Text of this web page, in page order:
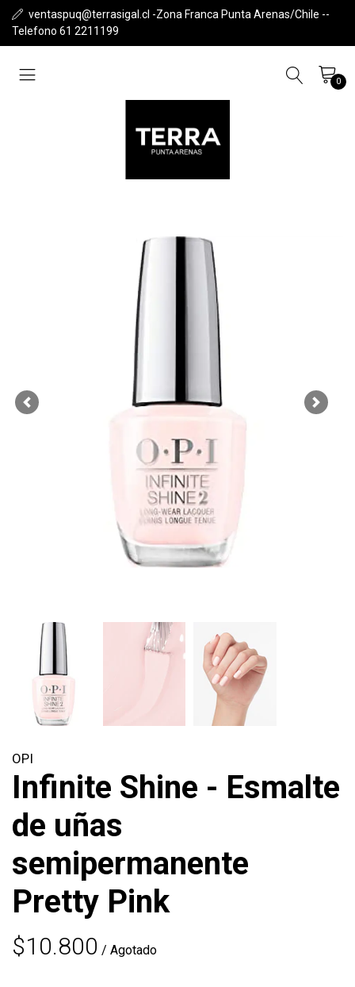
ventaspuq@terrasigal.cl -Zona Franca Punta Arenas/Chile --
Telefono 61 2211199
0
Previous Next
OPI
Infinite Shine - Esmalte
de uñas
semipermanente
Pretty Pink
$10.800 / Agotado